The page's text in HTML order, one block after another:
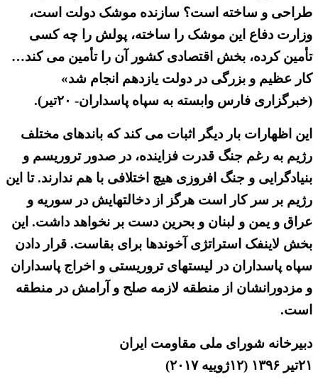
طراحی و ساخته است؟ سازنده موشک دولت است،
وزارت دفاع این موشک را ساخته‌، پولش را چه کسی
تأمین کرده، بخش اقتصادی کشور آن را تأمین می کند…
کار عظیم و بزرگی در دولت یازدهم انجام شد»
(خبرگزاری فارس وابسته به سپاه پاسداران- ۲۰تیر).
این اظهارات بار دیگر اثبات می کند که باندهای مختلف
رژیم به رغم جنگ قدرت فزاینده، در صدور تروریسم و
بنیادگرایی و جنگ افروزی هیچ اختلافی با هم ندارند. تا این
رژیم بر سر کار است هرگز از دخالتهایش در سوریه و
عراق و یمن و لبنان و بحرین دست بر نخواهد داشت. این
بخش لاینفک استراتژی آخوندها برای بقاست. قرار دادن
سپاه پاسداران در لیستهای تروریستی و اخراج پاسداران
و مزدورانشان از منطقه لازمه صلح و آرامش در منطقه
است.
دبیرخانه شورای ملی مقاومت ایران
۲۱تیر ۱۳۹۶ (۱۲ژوییه ۲۰۱۷)